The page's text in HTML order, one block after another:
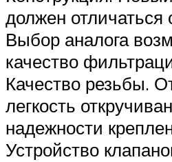
должен отличаться
Выбор аналога
качество
Качество резьбы.
легкость
надежности
Устройство